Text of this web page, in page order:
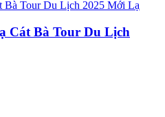
Cát Bà Tour Du Lịch